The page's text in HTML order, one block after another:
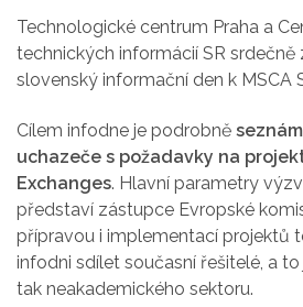
Technologické centrum Praha a
technických informácií SR srdečně
slovenský informační den k MSCA
Cílem infodne je podrobně
uchazeče s požadavky na
Exchanges. Hlavní parametry
představí zástupce Evropské
přípravou i implementací projektů
infodni sdílet současní řešitelé, a
tak neakademického sektoru.